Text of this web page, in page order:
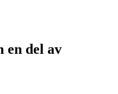
en del av